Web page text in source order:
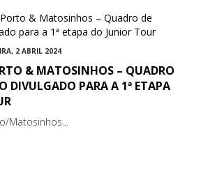
2 ABRIL 2024
& MATOSINHOS – QUADRO
DIVULGADO PARA A 1ª ETAPA
Matosinhos...